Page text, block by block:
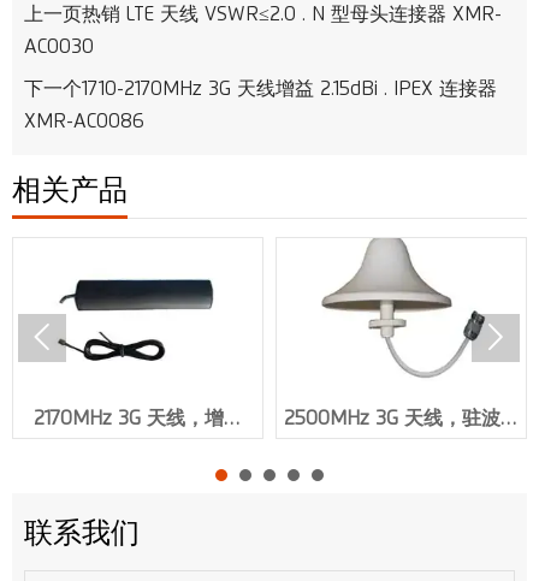
上一页热销 LTE 天线 VSWR≤2.0 . N 型母头连接器 XMR-
AC0030
下一个1710-2170MHz 3G 天线增益 2.15dBi . IPEX 连接器
XMR-AC0086
相关产品
2170MHz 3G 天线，增益
3dBi，SMA 公连接器
RG174 XMR-AC0079
2500MHz 3G 天线，驻波比
≤1.5，N 母连接器 RG58U
 
联系我们